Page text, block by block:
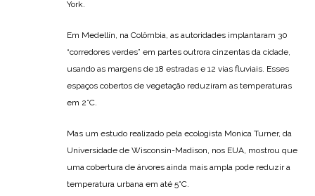
York.
Em Medellín, na Colômbia, as autoridades implantaram 30
“corredores verdes” em partes outrora cinzentas da cidade,
usando as margens de 18 estradas e 12 vias fluviais. Esses
espaços cobertos de vegetação reduziram as temperaturas
em 2°C.
Mas um estudo realizado pela ecologista Monica Turner, da
Universidade de Wisconsin-Madison, nos EUA, mostrou que
uma cobertura de árvores ainda mais ampla pode reduzir a
temperatura urbana em até 5°C.